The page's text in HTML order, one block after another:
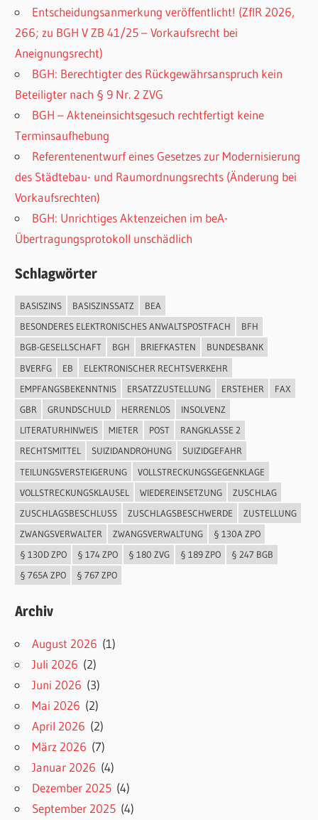
Entscheidungsanmerkung veröffentlicht! (ZfIR 2026,
266; zu BGH V ZB 41/25 – Vorkaufsrecht bei
Aneignungsrecht)
BGH: Berechtigter des Rückgewährsanspruch kein
Beteiligter nach § 9 Nr. 2 ZVG
BGH – Akteneinsichtsgesuch rechtfertigt keine
Terminsaufhebung
Referentenentwurf eines Gesetzes zur Modernisierung
des Städtebau- und Raumordnungsrechts (Änderung bei
Vorkaufsrechten)
BGH: Unrichtiges Aktenzeichen im beA-
Übertragungsprotokoll unschädlich
Schlagwörter
BASISZINS BASISZINSSATZ
BEA
BESONDERES ELEKTRONISCHES ANWALTSPOSTFACH
BFH
BGB-GESELLSCHAFT
BGH BRIEFKASTEN
BUNDESBANK
BVERFG
EB
ELEKTRONISCHER RECHTSVERKEHR
EMPFANGSBEKENNTNIS
ERSATZZUSTELLUNG ERSTEHER
FAX
GBR
GRUNDSCHULD HERRENLOS
INSOLVENZ
LITERATURHINWEIS
MIETER POST
RANGKLASSE 2
RECHTSMITTEL
SUIZIDANDROHUNG
SUIZIDGEFAHR
TEILUNGSVERSTEIGERUNG
VOLLSTRECKUNGSGEGENKLAGE
VOLLSTRECKUNGSKLAUSEL
WIEDEREINSETZUNG
ZUSCHLAG
ZUSCHLAGSBESCHLUSS
ZUSCHLAGSBESCHWERDE
ZUSTELLUNG
ZWANGSVERWALTER
ZWANGSVERWALTUNG
§ 130A ZPO
§ 130D ZPO
§ 174 ZPO § 180 ZVG § 189 ZPO
§ 247 BGB
§ 765A ZPO
§ 767 ZPO
Archiv
August 2026 (1)
Juli 2026 (2)
Juni 2026 (3)
Mai 2026 (2)
April 2026 (2)
März 2026 (7)
Januar 2026 (4)
Dezember 2025 (4)
September 2025 (4)